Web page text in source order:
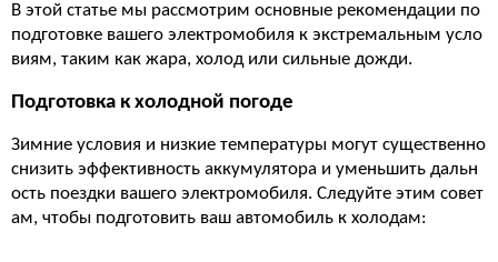
В этой статье мы рассмотрим основные рекомендации по
подготовке вашего электромобиля к экстремальным усло
виям, таким как жара, холод или сильные дожди.
Подготовка к холодной погоде
Зимние условия и низкие температуры могут существенно
снизить эффективность аккумулятора и уменьшить дальн
ость поездки вашего электромобиля. Следуйте этим совет
ам, чтобы подготовить ваш автомобиль к холодам: